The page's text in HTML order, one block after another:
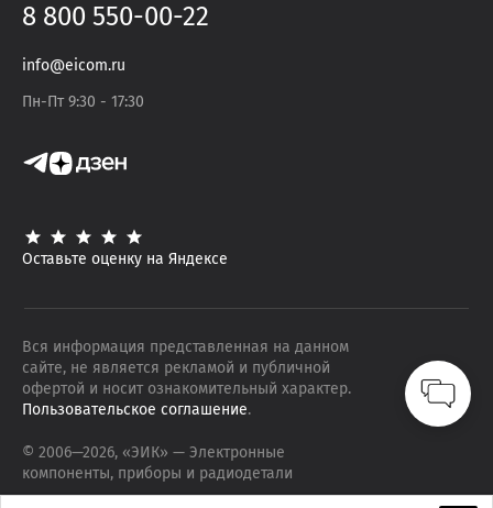
8 800 550-00-22
info@eicom.ru
Пн-Пт 9:30 - 17:30
Оставьте оценку на Яндексе
Вся информация представленная на данном
сайте, не является рекламой и публичной
офертой и носит ознакомительный характер.
Пользовательское соглашение.
© 2006—2026, «ЭИК» — Электронные
компоненты, приборы и радиодетали